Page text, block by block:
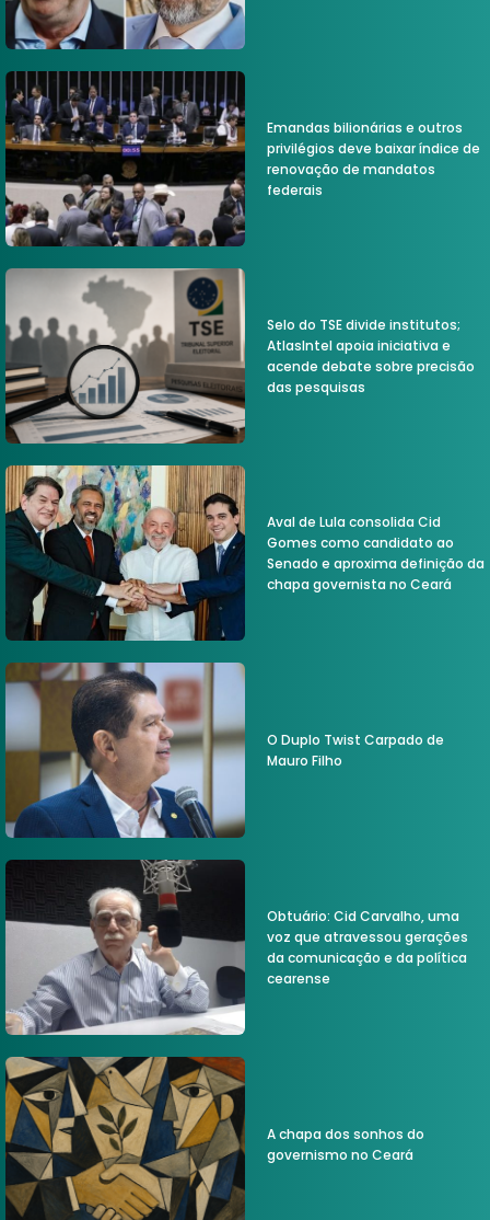
Emandas bilionárias e outros
privilégios deve baixar índice de
renovação de mandatos
federais
Selo do TSE divide institutos;
AtlasIntel apoia iniciativa e
acende debate sobre precisão
das pesquisas
Aval de Lula consolida Cid
Gomes como candidato ao
Senado e aproxima definição da
chapa governista no Ceará
O Duplo Twist Carpado de
Mauro Filho
Obtuário: Cid Carvalho, uma
voz que atravessou gerações
da comunicação e da política
cearense
A chapa dos sonhos do
governismo no Ceará